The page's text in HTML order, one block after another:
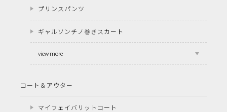
プリンスパンツ
ギャルソンチノ巻きスカート
view more
コート＆アウター
マイフェイバリットコート